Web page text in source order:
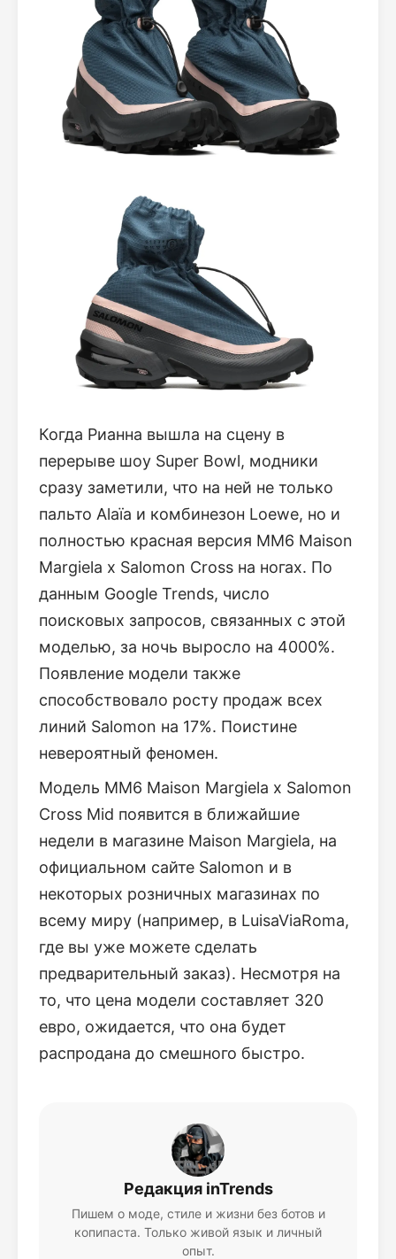
Когда Рианна вышла на сцену в
перерыве шоу Super Bowl, модники
сразу заметили, что на ней не только
пальто Alaïa и комбинезон Loewe, но и
полностью красная версия MM6 Maison
Margiela x Salomon Cross на ногах. По
данным Google Trends, число
поисковых запросов, связанных с этой
моделью, за ночь выросло на 4000%.
Появление модели также
способствовало росту продаж всех
линий Salomon на 17%. Поистине
невероятный феномен.
Модель MM6 Maison Margiela x Salomon
Cross Mid появится в ближайшие
недели в магазине Maison Margiela, на
официальном сайте Salomon и в
некоторых розничных магазинах по
всему миру (например, в LuisaViaRoma,
где вы уже можете сделать
предварительный заказ). Несмотря на
то, что цена модели составляет 320
евро, ожидается, что она будет
распродана до смешного быстро.
Редакция inTrends
Пишем о моде, стиле и жизни без ботов и
копипаста. Только живой язык и личный
опыт.